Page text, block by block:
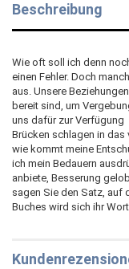
Beschreibung
Wie oft soll ich denn
einen Fehler. Doch
aus. Unsere
bereit sind, um
uns dafür zur Verfügung
Brücken schlagen in das
wie kommt meine
ich mein Bedauern
anbiete, Besserung
sagen Sie den Satz, auf
Buches wird sich ihr